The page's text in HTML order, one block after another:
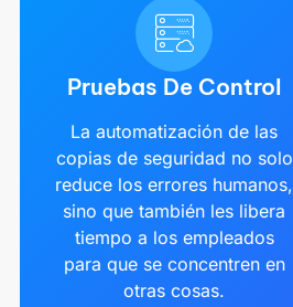
Pruebas De Control
La automatización de las
copias de seguridad no solo
reduce los errores humanos,
sino que también les libera
tiempo a los empleados
para que se concentren en
otras cosas.